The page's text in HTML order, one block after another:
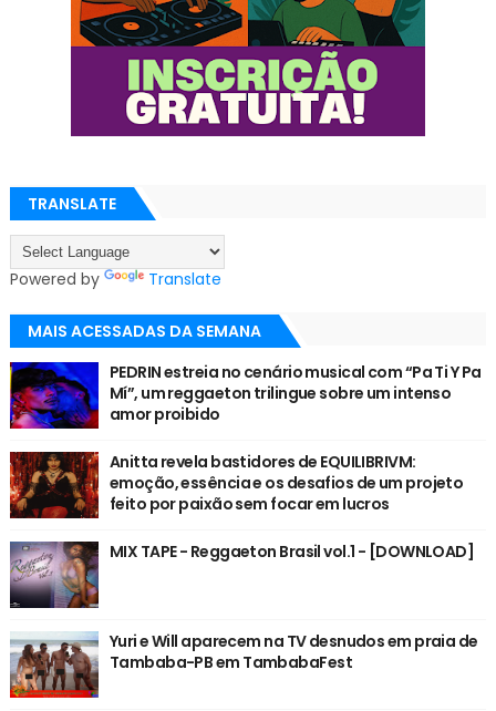
TRANSLATE
Powered by Translate
MAIS ACESSADAS DA SEMANA
PEDRIN estreia no cenário musical com “Pa Ti Y Pa
Mí”, um reggaeton trilingue sobre um intenso
amor proibido
Anitta revela bastidores de EQUILIBRIVM:
emoção, essência e os desafios de um projeto
feito por paixão sem focar em lucros
MIX TAPE - Reggaeton Brasil vol.1 - [DOWNLOAD]
Yuri e Will aparecem na TV desnudos em praia de
Tambaba-PB em TambabaFest